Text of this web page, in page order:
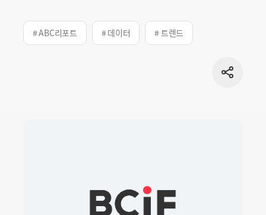
# ABC리포트 # 데이터 # 트렌드
공유